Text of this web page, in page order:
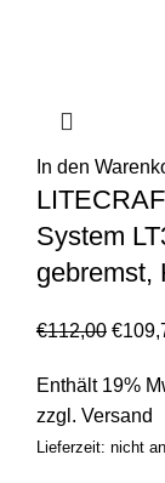
In den
System
gebremst,
€112,00 €
Enthält 19%
zzgl. Versand
Lieferzeit: nicht